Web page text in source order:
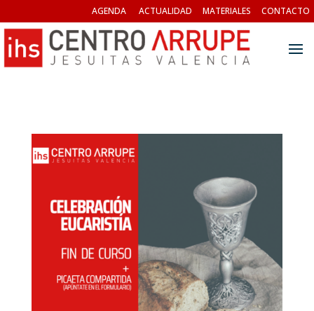
AGENDA ACTUALIDAD MATERIALES CONTACTO